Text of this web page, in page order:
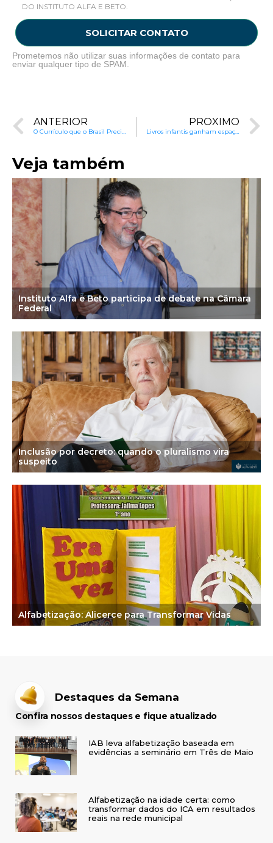
DO INSTITUTO ALFA E BETO.
SOLICITAR CONTATO
Prometemos não utilizar suas informações de contato para
enviar qualquer tipo de SPAM.
ANTERIOR PRÓXIMO
Veja também
Instituto Alfa e Beto participa de debate na Câmara
Federal
Inclusão por decreto: quando o pluralismo vira
suspeito
Alfabetização: Alicerce para Transformar Vidas
Destaques da Semana
Confira nossos destaques e fique atualizado
IAB leva alfabetização baseada em
evidências a seminário em Três de Maio
Alfabetização na idade certa: como
transformar dados do ICA em resultados
reais na rede municipal